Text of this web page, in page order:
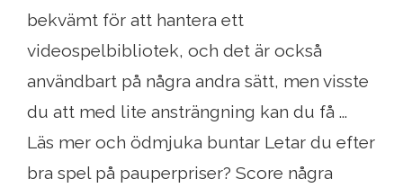
bekvämt för att hantera ett
videospelbibliotek, och det är också
användbart på några andra sätt, men visste
du att med lite ansträngning kan du få ...
Läs mer och ödmjuka buntar Letar du efter
bra spel på pauperpriser? Score några